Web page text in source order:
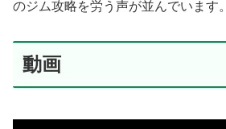
のジム攻略を労う声が並んでいます。
動画